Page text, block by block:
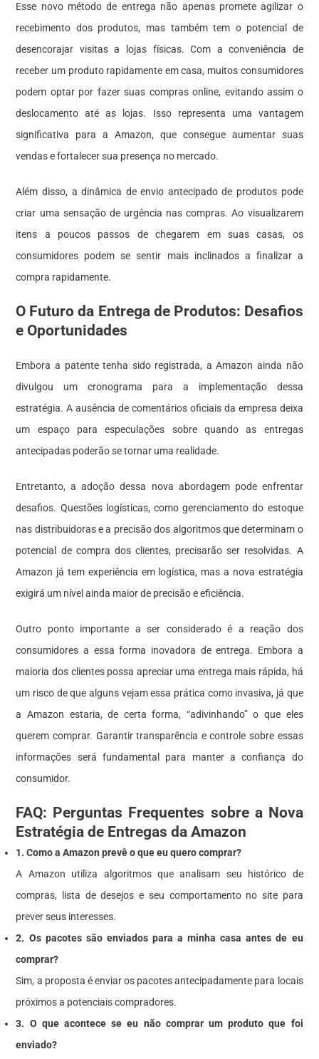
Esse novo método de entrega não apenas promete agilizar o
recebimento dos produtos, mas também tem o potencial de
desencorajar visitas a lojas físicas. Com a conveniência de
receber um produto rapidamente em casa, muitos consumidores
podem optar por fazer suas compras online, evitando assim o
deslocamento até as lojas. Isso representa uma vantagem
significativa para a Amazon, que consegue aumentar suas
vendas e fortalecer sua presença no mercado.
Além disso, a dinâmica de envio antecipado de produtos pode
criar uma sensação de urgência nas compras. Ao visualizarem
itens a poucos passos de chegarem em suas casas, os
consumidores podem se sentir mais inclinados a finalizar a
compra rapidamente.
O Futuro da Entrega de Produtos: Desafios
e Oportunidades
Embora a patente tenha sido registrada, a Amazon ainda não
divulgou um cronograma para a implementação dessa
estratégia. A ausência de comentários oficiais da empresa deixa
um espaço para especulações sobre quando as entregas
antecipadas poderão se tornar uma realidade.
Entretanto, a adoção dessa nova abordagem pode enfrentar
desafios. Questões logísticas, como gerenciamento do estoque
nas distribuidoras e a precisão dos algoritmos que determinam o
potencial de compra dos clientes, precisarão ser resolvidas. A
Amazon já tem experiência em logística, mas a nova estratégia
exigirá um nível ainda maior de precisão e eficiência.
Outro ponto importante a ser considerado é a reação dos
consumidores a essa forma inovadora de entrega. Embora a
maioria dos clientes possa apreciar uma entrega mais rápida, há
um risco de que alguns vejam essa prática como invasiva, já que
a Amazon estaria, de certa forma, “adivinhando” o que eles
querem comprar. Garantir transparência e controle sobre essas
informações será fundamental para manter a confiança do
consumidor.
FAQ: Perguntas Frequentes sobre a Nova
Estratégia de Entregas da Amazon
1. Como a Amazon prevê o que eu quero comprar?
A Amazon utiliza algoritmos que analisam seu histórico de
compras, lista de desejos e seu comportamento no site para
prever seus interesses.
2. Os pacotes são enviados para a minha casa antes de eu
comprar?
Sim, a proposta é enviar os pacotes antecipadamente para locais
próximos a potenciais compradores.
3. O que acontece se eu não comprar um produto que foi
enviado?